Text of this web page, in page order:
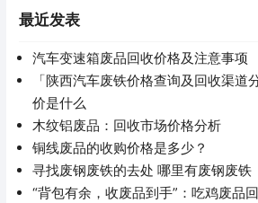
最近发表
汽车变速箱废品回收价格及注意事项
「陕西汽车废铁价格查询及回收渠道
价是什么
木纹铝废品：回收市场价格分析
铜线废品的收购价格是多少？
寻找废钢废铁的去处 哪里有废钢废铁
“背包有余，收废品到手”：吃鸡废品